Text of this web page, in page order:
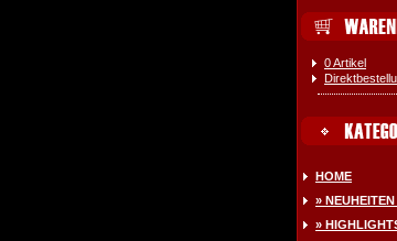
0 Artikel
HOME
» NEUHEITEN
»